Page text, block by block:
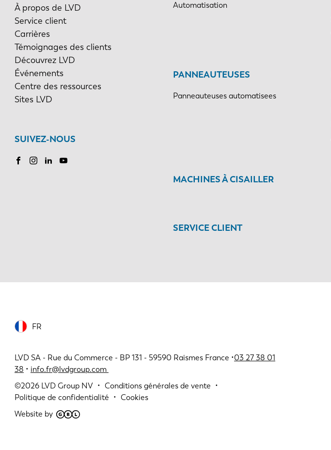
À propos de LVD
Service client
Carrières
Témoignages des clients
Découvrez LVD
Événements
Centre des ressources
Sites LVD
SUIVEZ-NOUS
Automatisation
PANNEAUTEUSES
Panneauteuses automatisees
MACHINES À CISAILLER
SERVICE CLIENT
FR
LVD SA - Rue du Commerce - BP 131 - 59590 Raismes France •03 27 38 01
38 • info.fr@lvdgroup.com
©2026 LVD Group NV
Conditions générales de vente
Politique de confidentialité
Cookies
Website by